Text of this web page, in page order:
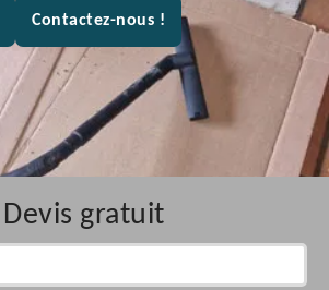
Contactez-nous !
Devis gratuit